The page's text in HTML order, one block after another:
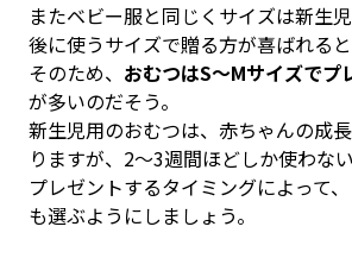
またベビー服と同じくサイズは新生
後に使うサイズで贈る方が喜ばれると
そのため、 おむつはS～Mサイズでプ
が多いのだそう。
新生児用のおむつは、赤ちゃんの成
りますが、2～3週間ほどしか使わない
プレゼントするタイミングによって
も選ぶようにしましょう。